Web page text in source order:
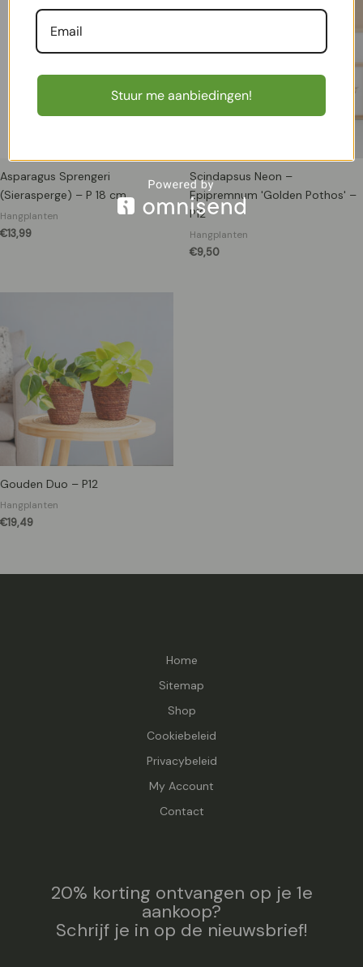
Asparagus Sprengeri
(Sierasperge) – P 18 cm
Hangplanten
€13,99
Scindapsus Neon –
Epipremnum 'Golden Pothos' –
P12
Hangplanten
€9,50
Gouden Duo – P12
Hangplanten
€19,49
Home
Sitemap
Shop
Cookiebeleid
Privacybeleid
My Account
Contact
20% korting ontvangen op je 1e
aankoop?
Schrijf je in op de nieuwsbrief!
Stuur me aanbiedingen!